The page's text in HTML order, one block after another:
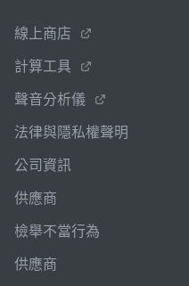
線上商店
計算工具
聲音分析儀
法律與隱私權聲明
公司資訊
供應商
檢舉不當行為
供應商